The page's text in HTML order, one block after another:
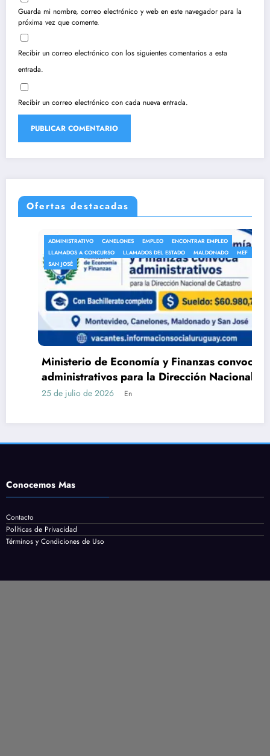
Guarda mi nombre, correo electrónico y web en este navegador para la
próxima vez que comente.
Recibir un correo electrónico con los siguientes comentarios a esta
entrada.
Recibir un correo electrónico con cada nueva entrada.
Ofertas destacadas
ADMINISTRATIVO CANELONES EMPLEO
ENCONTRAR EMPLEO
LLAMADOS A CONCURSO
LLAMADOS DEL ESTADO MALDONADO
MEF
SAN JOSÉ
Ministerio de Economía y Finanzas convoca a
administrativos para la Dirección Nacional
de Catastro con Bachillerato
25 de julio de 2026 En
Conocemos Mas
Contacto
Políticas de Privacidad
Términos y Condiciones de Uso